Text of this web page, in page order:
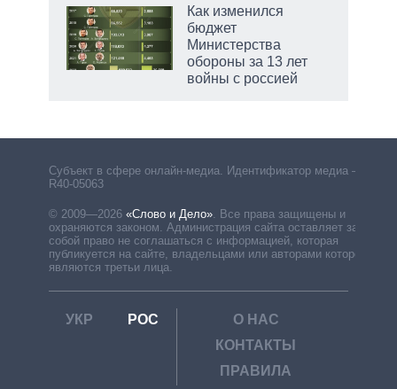
Как изменился
бюджет
Министерства
обороны за 13 лет
войны с россией
Субъект в сфере онлайн-медиа. Идентификатор медиа –
R40-05063
© 2009—2026 «Слово и Дело»
Все права защищены и
охраняются законом. Администрация сайта оставляет за
собой право не соглашаться с информацией, которая
публикуется на сайте, владельцами или авторами которой
являются третьи лица.
УКР РОС
О НАС
КОНТАКТЫ
ПРАВИЛА